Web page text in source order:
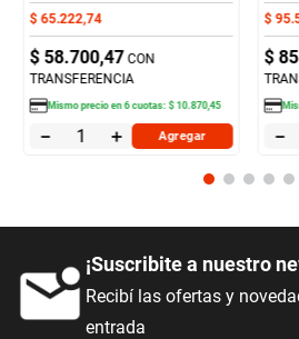
Polo, Saveiro (Del) Brembo
$ 65.222,74
$ 58.700,47 CON
TRANSFERENCIA
Mismo precio en6cuotas:$ 10.870,45
＋
－ Agregar
$ 95.
$ 85
－
¡Suscribite a nuestro
Recibí las ofertas y
entrada